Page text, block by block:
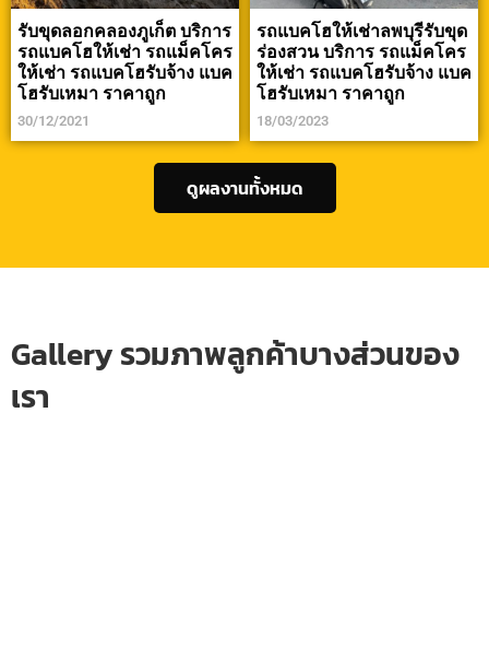
รับขุดลอกคลองภูเก็ต บริการ
รถแบคโฮให้เช่า รถแม็คโคร
ให้เช่า รถแบคโฮรับจ้าง แบค
โฮรับเหมา ราคาถูก
30/12/2021
รถแบคโฮให้เช่าลพบุรีรับขุด
ร่องสวน บริการ รถแม็คโคร
ให้เช่า รถแบคโฮรับจ้าง แบค
โฮรับเหมา ราคาถูก
18/03/2023
ดูผลงานทั้งหมด
Gallery รวมภาพลูกค้าบางส่วนของ
เรา